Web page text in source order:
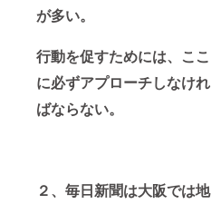
が多い。
行動を促すためには、ここ
に必ずアプローチしなけれ
ばならない。
２、毎日新聞は大阪では地